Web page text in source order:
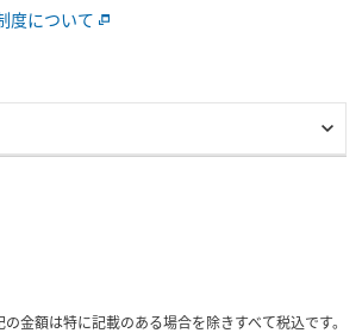
度について
の金額は特に記載のある場合を除きすべて税込です。